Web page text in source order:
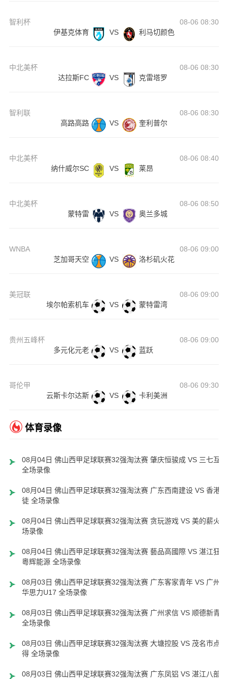
智利杯
08-06 08:30
伊基克体育
VS 利马切颜色
中北美杯
08-06 08:30
达拉斯FC
VS 克雷塔罗
智利联
08-06 08:30
高路高路
VS 奎利普尔
中北美杯
08-06 08:40
纳什威尔SC
VS 莱昂
中北美杯
08-06 08:50
蒙特雷
VS 奥兰多城
WNBA
08-06 09:00
芝加哥天空
VS 洛杉矶火花
美冠联
08-06 09:00
埃尔帕索机车
VS 蒙特雷湾
贵州五峰杯
08-06 09:00
多元化元老
VS 蓝跃
哥伦甲
08-06 09:30
云斯卡尔达斯
VS 卡利美洲
体育录像
08月04日 佛山西甲足球联赛32强淘汰赛 肇庆恒骏成 VS 三七互娱
全场录像
08月04日 佛山西甲足球联赛32强淘汰赛 广东西南建设 VS 香港圣
徒 全场录像
08月04日 佛山西甲足球联赛32强淘汰赛 贪玩游戏 VS 美的薪火
场录像
08月04日 佛山西甲足球联赛32强淘汰赛 藝品高國際 VS 湛江狂狼
粵辉能源 全场录像
08月03日 佛山西甲足球联赛32强淘汰赛 广东客家青年 VS 广州英
华思力U17 全场录像
08月03日 佛山西甲足球联赛32强淘汰赛 广州求信 VS 顺德新青年
全场录像
08月03日 佛山西甲足球联赛32强淘汰赛 大塘控股 VS 茂名市点都
得 全场录像
08月03日 佛山西甲足球联赛32强淘汰赛 广东凤铝 VS 湛江八部科